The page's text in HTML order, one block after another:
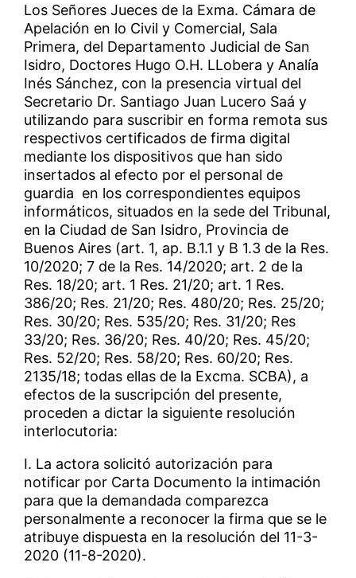
Los Señores Jueces de la Exma. Cámara de
Apelación en lo Civil y Comercial, Sala
Primera, del Departamento Judicial de San
Isidro, Doctores Hugo O.H. LLobera y Analía
Inés Sánchez, con la presencia virtual del
Secretario Dr. Santiago Juan Lucero Saá y
utilizando para suscribir en forma remota sus
respectivos certificados de firma digital
mediante los dispositivos que han sido
insertados al efecto por el personal de
guardia en los correspondientes equipos
informáticos, situados en la sede del Tribunal,
en la Ciudad de San Isidro, Provincia de
Buenos Aires (art. 1, ap. B.1.1 y B 1.3 de la Res.
10/2020; 7 de la Res. 14/2020; art. 2 de la
Res. 18/20; art. 1 Res. 21/20; art. 1 Res.
386/20; Res. 21/20; Res. 480/20; Res. 25/20;
Res. 30/20; Res. 535/20; Res. 31/20; Res
33/20; Res. 36/20; Res. 40/20; Res. 45/20;
Res. 52/20; Res. 58/20; Res. 60/20; Res.
2135/18; todas ellas de la Excma. SCBA), a
efectos de la suscripción del presente,
proceden a dictar la siguiente resolución
interlocutoria:
I. La actora solicitó autorización para
notificar por Carta Documento la intimación
para que la demandada comparezca
personalmente a reconocer la firma que se le
atribuye dispuesta en la resolución del 11-3-
2020 (11-8-2020).